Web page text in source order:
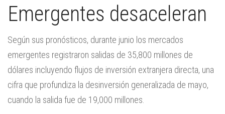
Emergentes desaceleran
Según sus pronósticos, durante junio los mercados
emergentes registraron salidas de 35,800 millones de
dólares incluyendo flujos de inversión extranjera directa, una
cifra que profundiza la desinversión generalizada de mayo,
cuando la salida fue de 19,000 millones.